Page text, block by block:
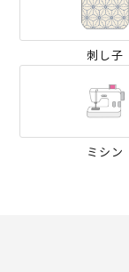
刺し子
ミシン